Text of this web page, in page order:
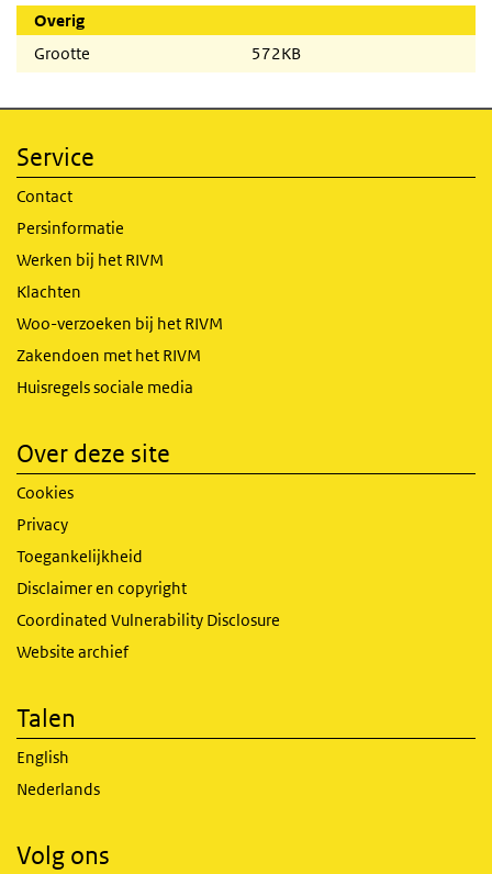
Overig
Grootte
572KB
Service
Contact
Persinformatie
Werken bij het RIVM
Klachten
Woo-verzoeken bij het RIVM
Zakendoen met het RIVM
Huisregels sociale media
Over deze site
Cookies
Privacy
Toegankelijkheid
Disclaimer en copyright
Coordinated Vulnerability Disclosure
Website archief
Talen
English
Nederlands
Volg ons